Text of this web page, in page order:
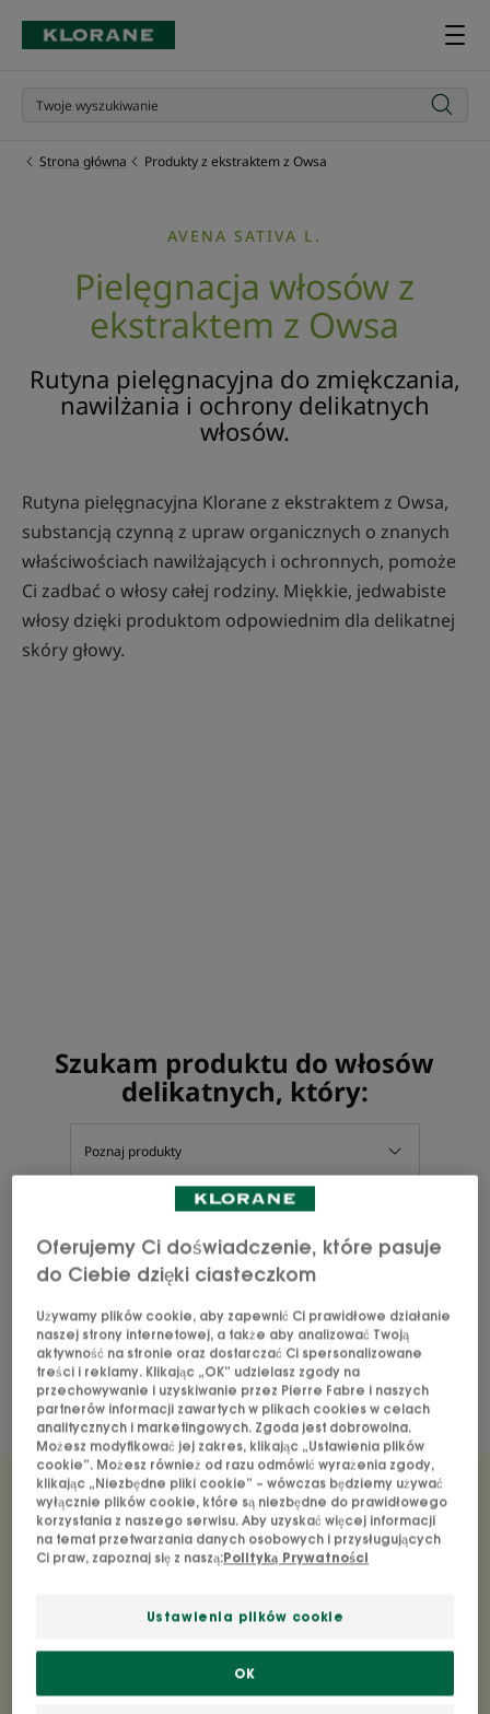
Strona główna Produkty z ekstraktem z Owsa
AVENA SATIVA L.
Pielęgnacja włosów z
ekstraktem z Owsa
Rutyna pielęgnacyjna do zmiękczania,
nawilżania i ochrony delikatnych
włosów.
Rutyna pielęgnacyjna Klorane z ekstraktem z Owsa,
substancją czynną z upraw organicznych o znanych
właściwościach nawilżających i ochronnych, pomoże
Ci zadbać o włosy całej rodziny. Miękkie, jedwabiste
włosy dzięki produktom odpowiednim dla delikatnej
skóry głowy.
Szukam produktu do włosów
delikatnych, który:
Poznaj produkty
Łagodnie oczyszcza i nawilża
delikatne włosy
Miękkie i lekkie włosy dzięki produktom z wyciągiem
z Owsa dla całej rodziny.
Oferujemy Ci doświadczenie, które pasuje
do Ciebie dzięki ciasteczkom
Używamy plików cookie, aby zapewnić Ci prawidłowe działanie
naszej strony internetowej, a także aby analizować Twoją
aktywność na stronie oraz dostarczać Ci spersonalizowane
treści i reklamy. Klikając „OK” udzielasz zgody na
przechowywanie i uzyskiwanie przez Pierre Fabre i naszych
partnerów informacji zawartych w plikach cookies w celach
analitycznych i marketingowych. Zgoda jest dobrowolna.
Możesz modyfikować jej zakres, klikając „Ustawienia plików
cookie”. Możesz również od razu odmówić wyrażenia zgody,
klikając „Niezbędne pliki cookie” – wówczas będziemy używać
wyłącznie plików cookie, które są niezbędne do prawidłowego
korzystania z naszego serwisu. Aby uzyskać więcej informacji
na temat przetwarzania danych osobowych i przysługujących
Ci praw, zapoznaj się z naszą:Polityką Prywatności
Ustawienia plików cookie
OK